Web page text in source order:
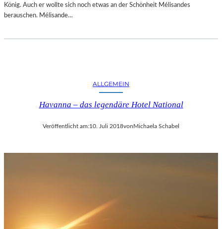
König. Auch er wollte sich noch etwas an der Schönheit Mélisandes
berauschen. Mélisande…
ALLGEMEIN
Havanna – das legendäre Hotel National
Veröffentlicht am:10. Juli 2018von Michaela Schabel